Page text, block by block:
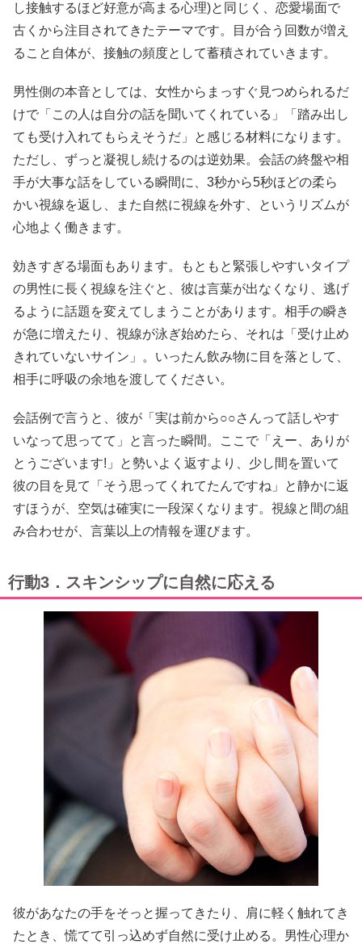
し接触するほど好意が高まる心理)と同じく、恋愛場面で
古くから注目されてきたテーマです。目が合う回数が増え
ること自体が、接触の頻度として蓄積されていきます。
男性側の本音としては、女性からまっすぐ見つめられるだ
けで「この人は自分の話を聞いてくれている」「踏み出し
ても受け入れてもらえそうだ」と感じる材料になります。
ただし、ずっと凝視し続けるのは逆効果。会話の終盤や相
手が大事な話をしている瞬間に、3秒から5秒ほどの柔ら
かい視線を返し、また自然に視線を外す、というリズムが
心地よく働きます。
効きすぎる場面もあります。もともと緊張しやすいタイプ
の男性に長く視線を注ぐと、彼は言葉が出なくなり、逃げ
るように話題を変えてしまうことがあります。相手の瞬き
が急に増えたり、視線が泳ぎ始めたら、それは「受け止め
きれていないサイン」。いったん飲み物に目を落として、
相手に呼吸の余地を渡してください。
会話例で言うと、彼が「実は前から○○さんって話しやす
いなって思ってて」と言った瞬間。ここで「えー、ありが
とうございます!」と勢いよく返すより、少し間を置いて
彼の目を見て「そう思ってくれてたんですね」と静かに返
すほうが、空気は確実に一段深くなります。視線と間の組
み合わせが、言葉以上の情報を運びます。
行動3．スキンシップに自然に応える
彼があなたの手をそっと握ってきたり、肩に軽く触れてき
たとき、慌てて引っ込めず自然に受け止める。男性心理か